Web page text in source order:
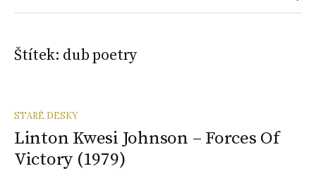
Štítek: dub poetry
STARÉ DESKY
Linton Kwesi Johnson – Forces Of
Victory (1979)